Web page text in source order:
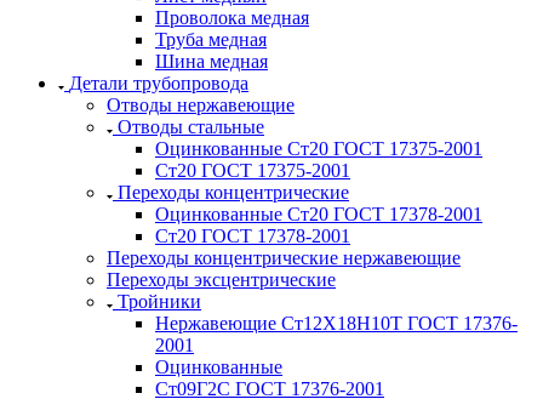
Проволока медная
Труба медная
Шина медная
Детали трубопровода
Отводы нержавеющие
Отводы стальные
Оцинкованные Ст20 ГОСТ 17375-2001
Ст20 ГОСТ 17375-2001
Переходы концентрические
Оцинкованные Ст20 ГОСТ 17378-2001
Ст20 ГОСТ 17378-2001
Переходы концентрические нержавеющие
Переходы эксцентрические
Тройники
Нержавеющие Ст12Х18Н10Т ГОСТ 17376-
2001
Оцинкованные
Ст09Г2С ГОСТ 17376-2001